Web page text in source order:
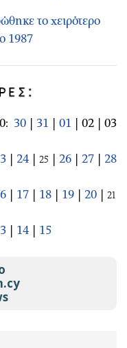
το χειρότερο
1987
30 | 31 | 01 | 02 | 03
| 24 | 25 | 26 | 27 | 28
| 17 | 18 | 19 | 20 | 21
| 14 | 15